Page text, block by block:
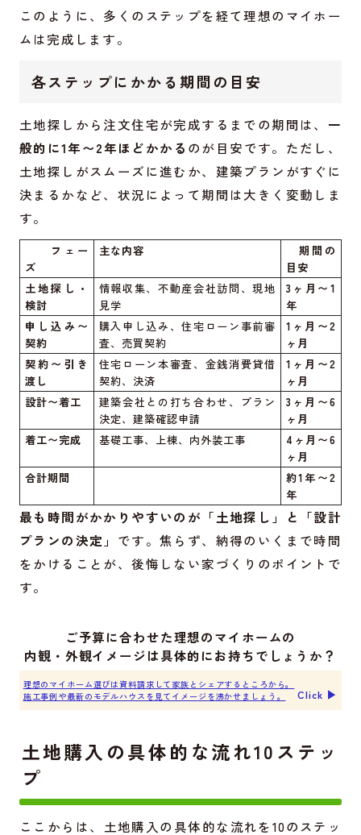
このように、多くのステップを経て理想のマイホー
ムは完成します。
各ステップにかかる期間の目安
土地探しから注文住宅が完成するまでの期間は、 一
般的に1年〜2年ほどかかる のが目安です。ただし、
土地探しがスムーズに進むか、建築プランがすぐに
決まるかなど、状況によって期間は大きく変動しま
す。
フェー
ズ
主な内容
期間の
目安
土地探し・
検討
情報収集、不動産会社訪問、現地
見学
3ヶ月〜1
年
申し込み〜
契約
購入申し込み、住宅ローン事前審
査、売買契約
1ヶ月〜2
ヶ月
契約〜引き
渡し
住宅ローン本審査、金銭消費貸借
契約、決済
1ヶ月〜2
ヶ月
設計〜着工
建築会社との打ち合わせ、プラン
決定、建築確認申請
3ヶ月〜6
ヶ月
着工〜完成
基礎工事、上棟、内外装工事
4ヶ月〜6
ヶ月
合計期間
約1年〜2
年
最も時間がかかりやすいのが「土地探し」と「設計
プランの決定」 です。焦らず、納得のいくまで時間
をかけることが、後悔しない家づくりのポイントで
す。
ご予算に合わせた理想のマイホームの
内観・外観イメージは具体的にお持ちでしょうか？
理想のマイホーム選びは資料請求して家族とシェアするところから。
施工事例や最新のモデルハウスを見てイメージを沸かせましょう。
Click ▶︎
土地購入の具体的な流れ10ステッ
プ
ここからは、土地購入の具体的な流れを10のステッ